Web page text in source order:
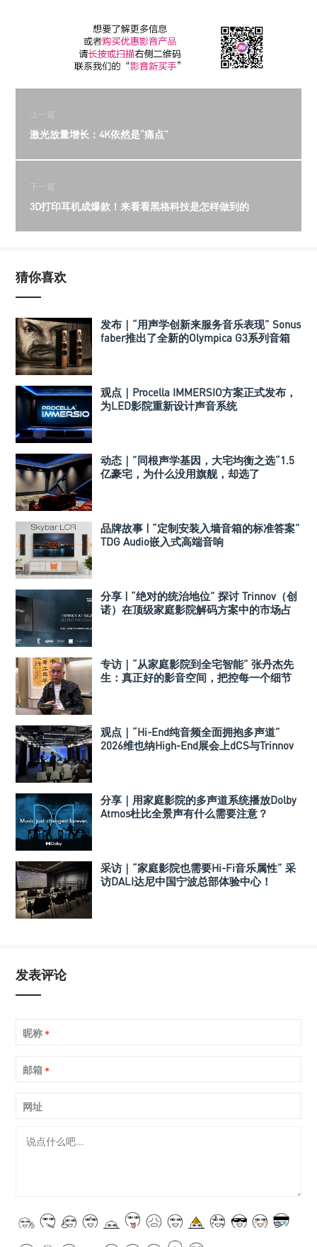
上一篇
激光放量增长：4K依然是“痛点”
下一篇
3D打印耳机成爆款！来看看黑格科技是怎样做到的
猜你喜欢
发布｜“用声学创新来服务音乐表现” Sonus
faber推出了全新的Olympica G3系列音箱
观点｜Procella IMMERSIO方案正式发布，
为LED影院重新设计声音系统
动态｜”同根声学基因，大宅均衡之选“1.5
亿豪宅，为什么没用旗舰，却选了
品牌故事 | “定制安装入墙音箱的标准答案”
TDG Audio嵌入式高端音响
分享 | “绝对的统治地位” 探讨 Trinnov（创
诺）在顶级家庭影院解码方案中的市场占
专访｜“从家庭影院到全宅智能” 张丹杰先
生：真正好的影音空间，把控每一个细节
观点｜“Hi-End纯音频全面拥抱多声道”
2026维也纳High-End展会上dCS与Trinnov
分享｜用家庭影院的多声道系统播放Dolby
Atmos杜比全景声有什么需要注意？
采访｜“家庭影院也需要Hi-Fi音乐属性” 采
访DALI达尼中国宁波总部体验中心！
发表评论
昵称 *
邮箱 *
网址